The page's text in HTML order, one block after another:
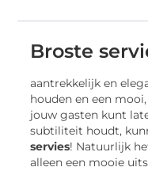
Broste
aantrekkelijk en
houden en een
jouw gasten kunt
subtiliteit houdt,
servies! Natuurlijk
alleen een mooie